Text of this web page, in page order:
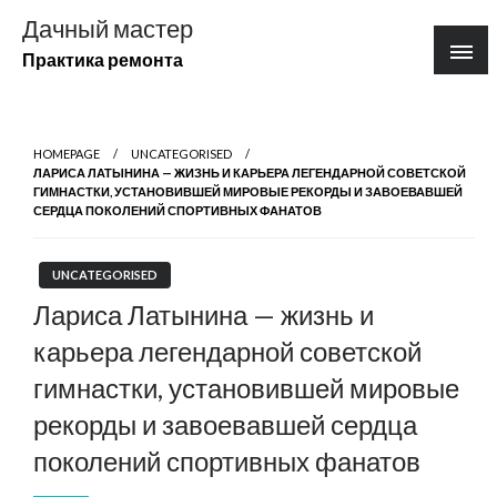
содержимому
Дачный мастер
Практика ремонта
HOMEPAGE
UNCATEGORISED
ЛАРИСА ЛАТЫНИНА — ЖИЗНЬ И КАРЬЕРА ЛЕГЕНДАРНОЙ СОВЕТСКОЙ
ГИМНАСТКИ, УСТАНОВИВШЕЙ МИРОВЫЕ РЕКОРДЫ И ЗАВОЕВАВШЕЙ
СЕРДЦА ПОКОЛЕНИЙ СПОРТИВНЫХ ФАНАТОВ
UNCATEGORISED
Лариса Латынина — жизнь и
карьера легендарной советской
гимнастки, установившей мировые
рекорды и завоевавшей сердца
поколений спортивных фанатов